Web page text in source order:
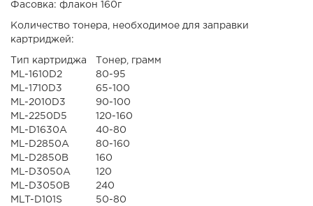
Фасовка: флакон 160г
Количество тонера, необходимое для заправки
картриджей:
Тип картриджа
Тонер, грамм
ML-1610D2
80-95
ML-1710D3
65-100
ML-2010D3
90-100
ML-2250D5
120-160
ML-D1630A
40-80
ML-D2850A
80-160
ML-D2850B
160
ML-D3050A
120
ML-D3050B
240
MLT-D101S
50-80